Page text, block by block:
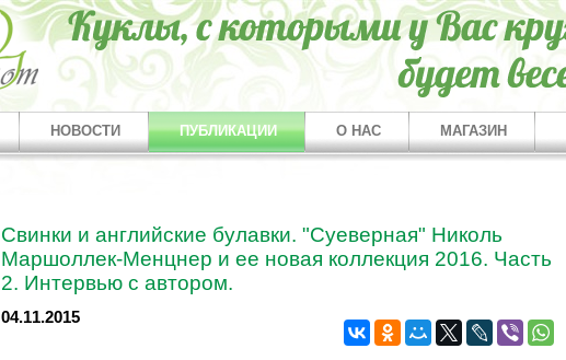
НОВОСТИ ПУБЛИКАЦИИ О НАС МАГАЗИН
Свинки и английские булавки. "Суеверная" Николь
Маршоллек-Менцнер и ее новая коллекция 2016. Часть
2. Интервью с автором.
04.11.2015